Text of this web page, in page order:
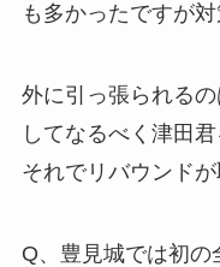
も多かったですが対
外に引っ張られる
してなるべく津田
それでリバウンド
Q、豊見城では初の